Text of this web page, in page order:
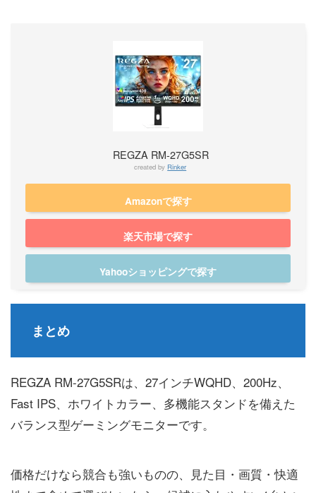
REGZA RM-27G5SR
created by Rinker
Amazonで探す
楽天市場で探す
Yahooショッピングで探す
まとめ
REGZA RM-27G5SRは、27インチWQHD、200Hz、
Fast IPS、ホワイトカラー、多機能スタンドを備えた
バランス型ゲーミングモニターです。
価格だけなら競合も強いものの、見た目・画質・快適